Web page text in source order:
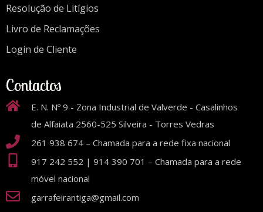
Resolução de Litígios
Livro de Reclamações
Login de Cliente
Contactos
E. N. Nº 9 - Zona Industrial de Valverde - Casalinhos
de Alfaiata 2560-525 Silveira - Torres Vedras
261 938 674 – Chamada para a rede fixa nacional
917 242 552 | 914 390 701 – Chamada para a rede
móvel nacional
garrafeirantiga@gmail.com